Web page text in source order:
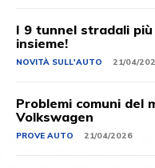
I 9 tunnel stradali
insieme!
NOVITÀ SULL'AUTO 21/04/
Problemi comuni del
Volkswagen
PROVE AUTO 21/04/2026